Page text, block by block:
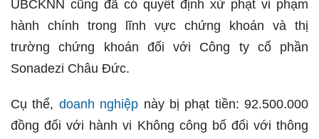
UBCKNN cũng đã có quyết định xử phạt vi phạm
hành chính trong lĩnh vực chứng khoán và thị
trường chứng khoán đối với Công ty cổ phần
Sonadezi Châu Đức.
Cụ thể, doanh nghiệp này bị phạt tiền: 92.500.000
đồng đối với hành vi Không công bố đối với thông